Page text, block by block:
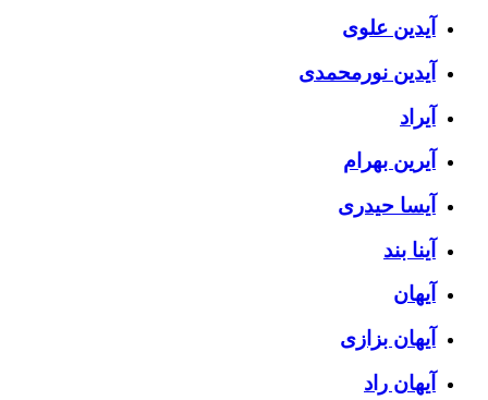
آیدین علوی
آیدین نورمحمدی
آیراد
آیرین بهرام
آیسا حیدری
آینا بند
آیهان
آیهان بزازی
آیهان راد